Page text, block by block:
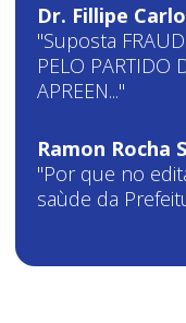
Dr. Fillipe
"Suposta
PELO PARTIDO
APREEN..."
Ramon Rocha
"Por que no
saùde da